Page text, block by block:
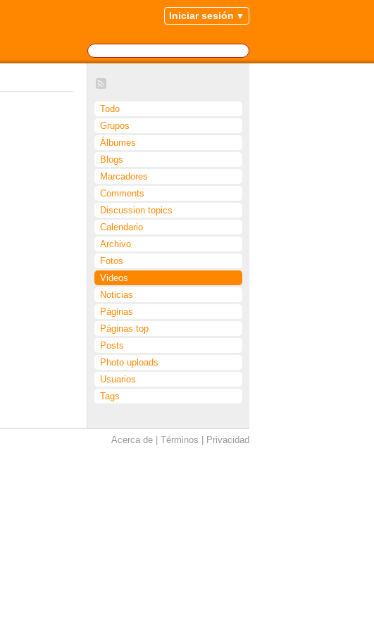
Iniciar sesión
Todo
Grupos
Álbumes
Blogs
Marcadores
Comments
Discussion topics
Calendario
Archivo
Fotos
Videos
Noticias
Páginas
Páginas top
Posts
Photo uploads
Usuarios
Tags
Acerca de Términos Privacidad